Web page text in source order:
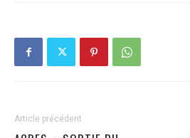
Article précédent